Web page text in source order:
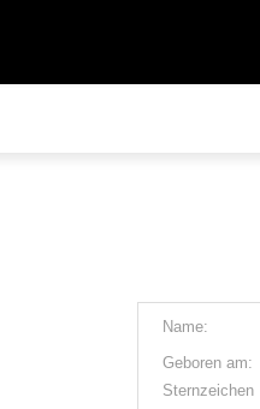
Name:
Geboren am:
Sternzeichen